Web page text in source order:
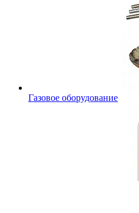
Газовое оборудование